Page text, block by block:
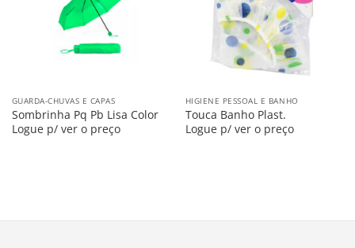
GUARDA-CHUVAS E CAPAS
Sombrinha Pq Pb Lisa Color
Logue p/ ver o preço
HIGIENE PESSOAL E BANHO
Touca Banho Plast.
Logue p/ ver o preço